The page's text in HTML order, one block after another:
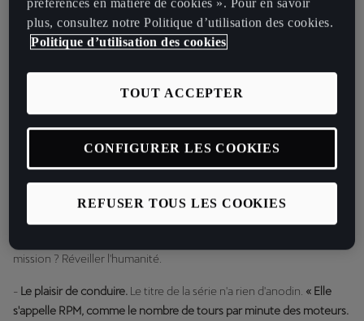
Barcelone. La ville est désormais un endroit sombre. Une obscurité
interdites et sont contrôlées par une poignée d'élus. Cependant, un
groupe de rebelles rejette ces termes en bloc, et défie l'autorité à
coups d'adrénaline. Ce sont les "RPM" qui utilisent des voitures d'un
mission ? Réveiller l'humanité.
- Le plaisir de conduire. Le titre de la série n'a rien d'anodin. « Elle
s'appelle RPM, comme le nombre de tours par minute des moteurs.
préférences en matière de cookies ». Pour en savoir
plus, consultez notre Politique d’utilisation des cookies.
Politique d’utilisation des cookies
REFUSER TOUS LES COOKIES
TOUT ACCEPTER
CONFIGURER LES COOKIES